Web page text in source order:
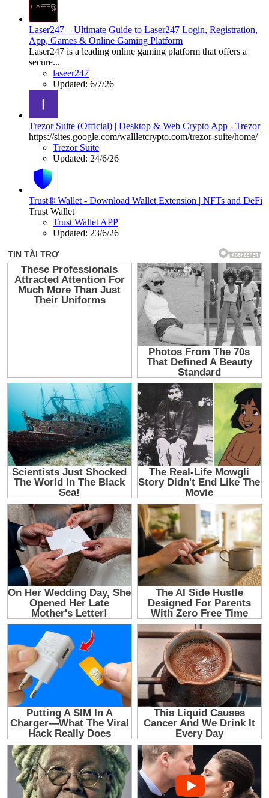
Laser247 – Ultimate Guide to Laser247 Login, Registration,
App, Games & Online Gaming Platform
Laser247 is a leading online gaming platform that offers a
secure...
laseer247
Updated: 6/7/26
Trezor Suite (Official) | Desktop & Web Crypto App - Trezor
https://sites.google.com/wallletcrypto.com/trezor-suite/home/
Trezor Suite
Updated: 24/6/26
Trust® Wallet - Download Wallet Extension | NFTs and DeFi
Trust Wallet
Trust Wallet APP
Updated: 23/6/26